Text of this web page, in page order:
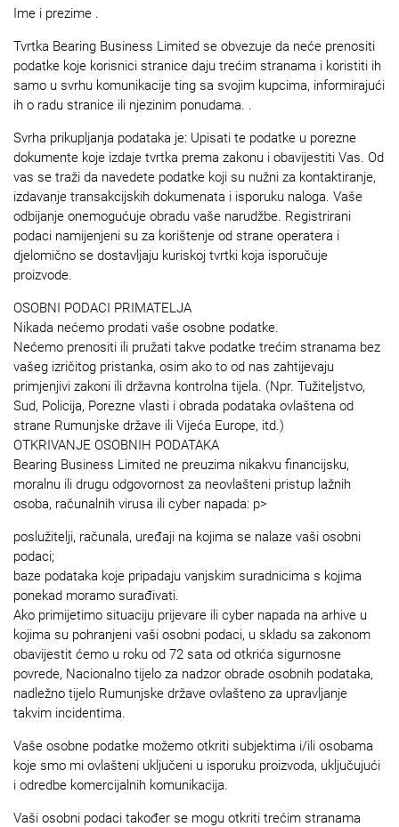
Ime i prezime .
Tvrtka Bearing Business Limited se obvezuje da neće prenositi
podatke koje korisnici stranice daju trećim stranama i koristiti ih
samo u svrhu komunikacije ting sa svojim kupcima, informirajući
ih o radu stranice ili njezinim ponudama. .
Svrha prikupljanja podataka je: Upisati te podatke u porezne
dokumente koje izdaje tvrtka prema zakonu i obavijestiti Vas. Od
vas se traži da navedete podatke koji su nužni za kontaktiranje,
izdavanje transakcijskih dokumenata i isporuku naloga. Vaše
odbijanje onemogućuje obradu vaše narudžbe. Registrirani
podaci namijenjeni su za korištenje od strane operatera i
djelomično se dostavljaju kuriskoj tvrtki koja isporučuje
proizvode.
OSOBNI PODACI PRIMATELJA
Nikada nećemo prodati vaše osobne podatke.
Nećemo prenositi ili pružati takve podatke trećim stranama bez
vašeg izričitog pristanka, osim ako to od nas zahtijevaju
primjenjivi zakoni ili državna kontrolna tijela. (Npr. Tužiteljstvo,
Sud, Policija, Porezne vlasti i obrada podataka ovlaštena od
strane Rumunjske države ili Vijeća Europe, itd.)
OTKRIVANJE OSOBNIH PODATAKA
Bearing Business Limited ne preuzima nikakvu financijsku,
moralnu ili drugu odgovornost za neovlašteni pristup lažnih
osoba, računalnih virusa ili cyber napada: p>
poslužitelji, računala, uređaji na kojima se nalaze vaši osobni
podaci;
baze podataka koje pripadaju vanjskim suradnicima s kojima
ponekad moramo surađivati.
Ako primijetimo situaciju prijevare ili cyber napada na arhive u
kojima su pohranjeni vaši osobni podaci, u skladu sa zakonom
obavijestit ćemo u roku od 72 sata od otkrića sigurnosne
povrede, Nacionalno tijelo za nadzor obrade osobnih podataka,
nadležno tijelo Rumunjske države ovlašteno za upravljanje
takvim incidentima.
Vaše osobne podatke možemo otkriti subjektima i/ili osobama
koje smo mi ovlašteni uključeni u isporuku proizvoda, uključujući
i odredbe komercijalnih komunikacija.
Vaši osobni podaci također se mogu otkriti trećim stranama